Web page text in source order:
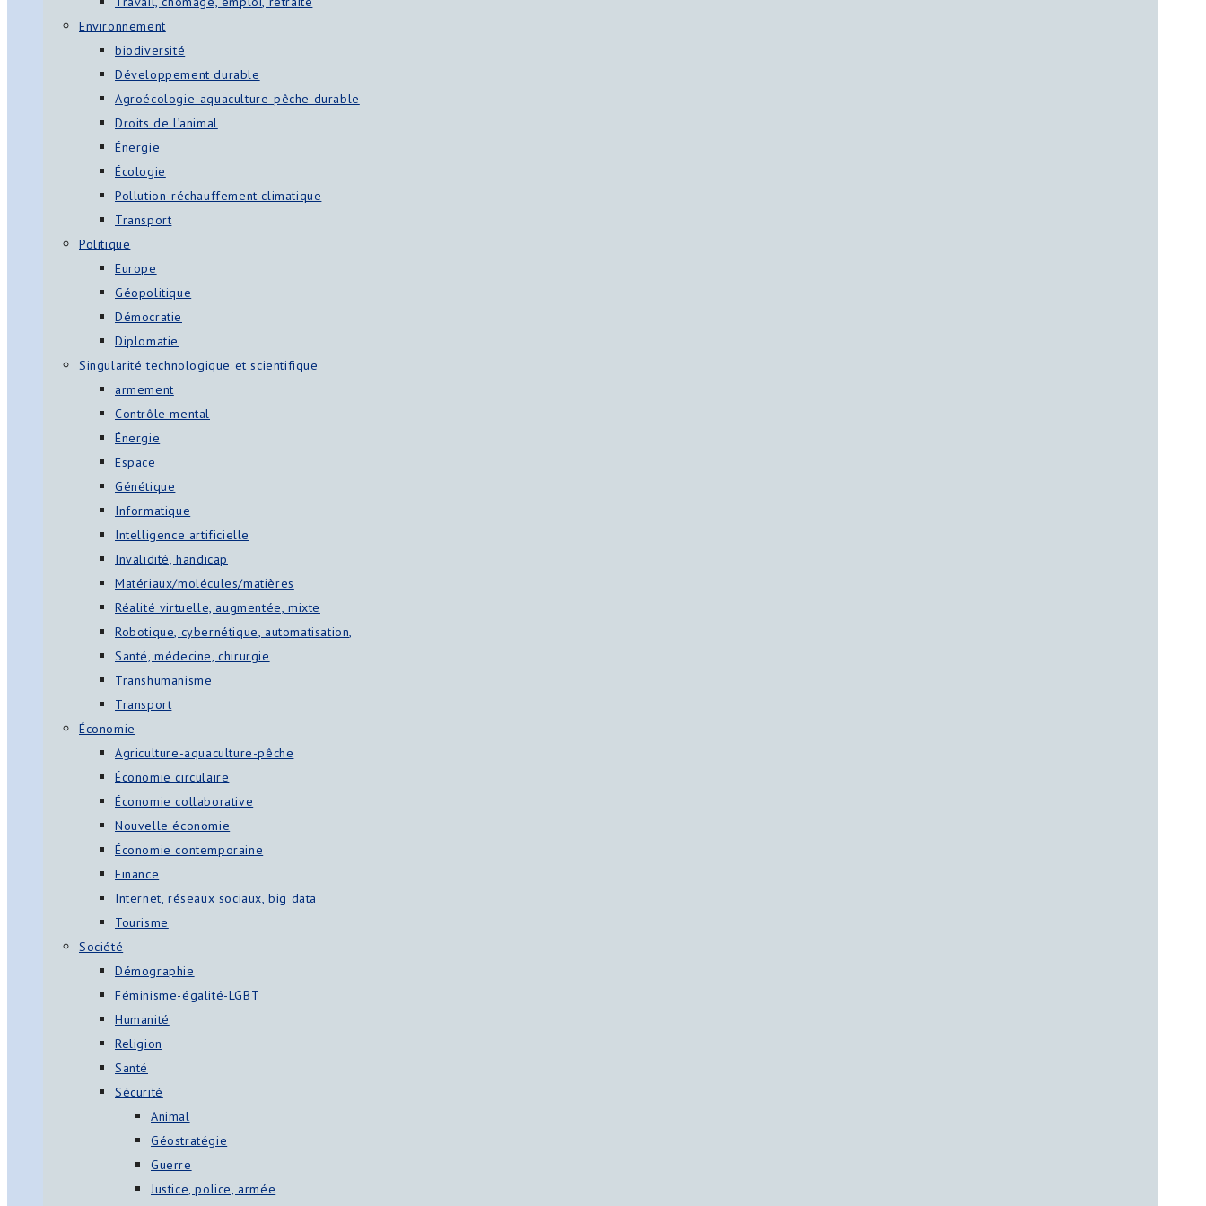
Environnement
biodiversité
Développement durable
Agroécologie-aquaculture-pêche durable
Droits de l’animal
Énergie
Écologie
Pollution-réchauffement climatique
Transport
Politique
Europe
Géopolitique
Démocratie
Diplomatie
Singularité technologique et scientifique
armement
Contrôle mental
Énergie
Espace
Génétique
Informatique
Intelligence artificielle
Invalidité, handicap
Matériaux/molécules/matières
Réalité virtuelle, augmentée, mixte
Robotique, cybernétique, automatisation,
Santé, médecine, chirurgie
Transhumanisme
Transport
Économie
Agriculture-aquaculture-pêche
Économie circulaire
Économie collaborative
Nouvelle économie
Économie contemporaine
Finance
Internet, réseaux sociaux, big data
Tourisme
Société
Démographie
Féminisme-égalité-LGBT
Humanité
Religion
Santé
Sécurité
Animal
Géostratégie
Guerre
Justice, police, armée